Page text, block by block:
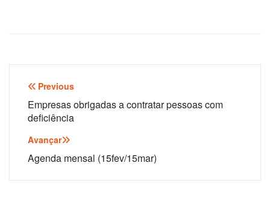
Navegação
de
artigos
Previous
Empresas obrigadas a contratar pessoas com
deficiência
Avançar
Agenda mensal (15fev/15mar)